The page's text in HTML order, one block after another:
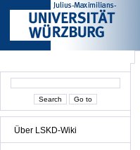
Über LSKD-Wiki